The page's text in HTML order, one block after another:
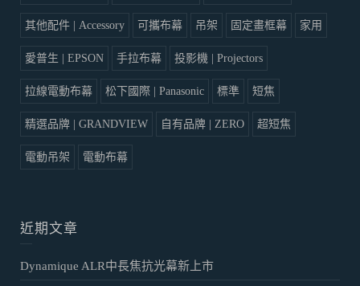
其他配件 | Accessory 可攜布幕 吊架 固定畫框幕 家用
愛普生 | EPSON 手拉布幕 投影機 | Projectors
拉線電動布幕 松下國際 | Panasonic 標準 短焦
精選品牌 | GRANDVIEW 自有品牌 | ZERO 超短焦
電動吊架 電動布幕
近期文章
Dynamique ALR中長焦抗光幕新上市